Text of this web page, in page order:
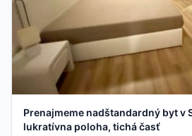
Prenajmeme nadštandardný byt v
lukratívna poloha, tichá časť